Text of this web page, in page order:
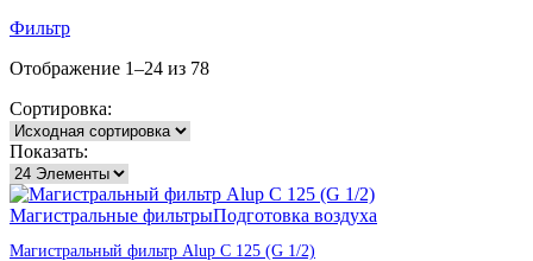
Фильтр
Отображение 1–24 из 78
Сортировка:
Показать:
Магистральные фильтрыПодготовка воздуха
Магистральный фильтр Alup C 125 (G 1/2)